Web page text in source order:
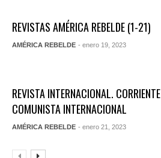
REVISTAS AMÉRICA REBELDE (1-21)
AMÉRICA REBELDE - enero 19, 2023
REVISTA INTERNACIONAL. CORRIENTE
COMUNISTA INTERNACIONAL
AMÉRICA REBELDE - enero 21, 2023